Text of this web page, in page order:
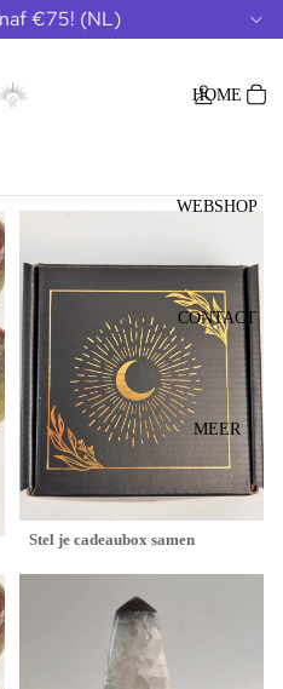
€75! (NL)
HOME
WEBSHOP
CONTACT
MEER
Stel je cadeaubox samen